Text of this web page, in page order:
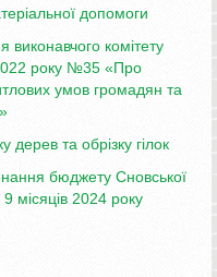
допомоги
комітету
року №35 «Про
умов громадян та
та обрізку гілок
бюджету Сновської
9 місяців 2024 року